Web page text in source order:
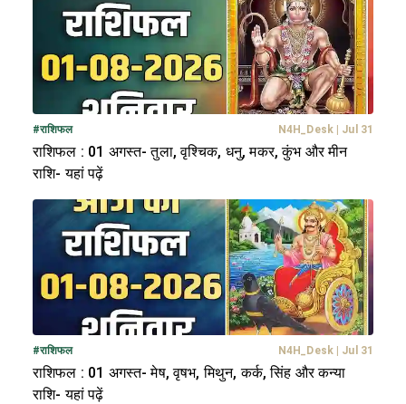
#राशिफल N4H_Desk| Jul 31
राशिफल : 01 अगस्त- तुला, वृश्चिक, धनु, मकर, कुंभ और मीन
राशि- यहां पढ़ें
#राशिफल N4H_Desk| Jul 31
राशिफल : 01 अगस्त- मेष, वृषभ, मिथुन, कर्क, सिंह और कन्या
राशि- यहां पढ़ें